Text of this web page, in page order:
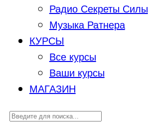
Радио Секреты Силы
Музыка Ратнера
КУРСЫ
Все курсы
Ваши курсы
МАГАЗИН